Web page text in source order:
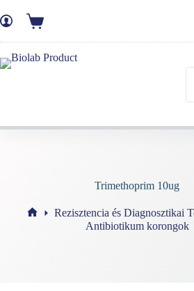
Trimethoprim 10ug
Rezisztencia és Diagnosztikai
Antibiotikum korongok